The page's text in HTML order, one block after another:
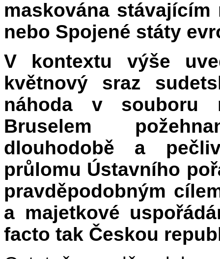
maskována stávajícím
nebo Spojené státy
V kontextu výše
květnový sraz
náhoda v souboru
Bruselem
dlouhodobě a
průlomu Ústavního
pravděpodobným
a majetkové
facto tak Českou